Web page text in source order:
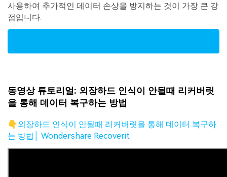
사용하여 추가적인 데이터 손상을 방지하는 것이 가장 큰 강
점입니다.
동영상 튜토리얼: 외장하드 인식이 안될때 리커버릿
을 통해 데이터 복구하는 방법
👇외장하드 인식이 안될때 리커버릿을 통해 데이터 복구하
는 방법│ Wondershare Recoverit